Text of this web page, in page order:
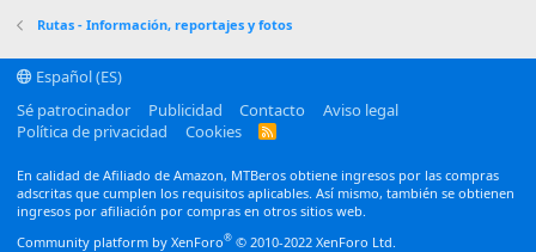
Verdana
Rutas - Información, reportajes y fotos
Español (ES)
Sé patrocinador
Publicidad Contacto
Aviso legal
Política de privacidad
Cookies
R
En calidad de Afiliado de Amazon, MTBeros obtiene ingresos por las compras
adscritas que cumplen los requisitos aplicables. Así mismo, también se obtienen
ingresos por afiliación por compras en otros sitios web.
Community platform by XenForo® © 2010-2022 XenForo Ltd.